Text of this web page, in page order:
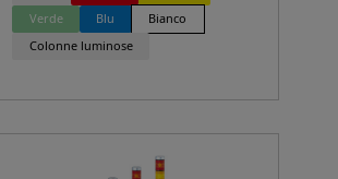
Verde
Blu
Bianco
Colonne luminose